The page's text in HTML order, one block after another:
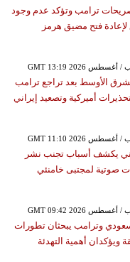
ترامب وتؤكد عدم وجود
لإعادة فتح مضيق هرمز
الأوسط بعد تراجع ترامب
أميركية وتصعيد إيراني
يكشف أسباب تجنب نشر
صوتية لمجتبى خامنئي
وترامب يبحثان تطورات
ويؤكدان أهمية التهدئة